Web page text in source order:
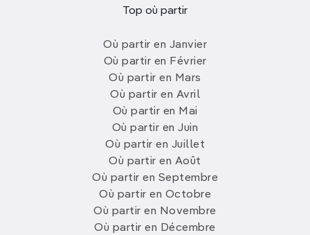
Top où partir
Où partir en Janvier
Où partir en Février
Où partir en Mars
Où partir en Avril
Où partir en Mai
Où partir en Juin
Où partir en Juillet
Où partir en Août
Où partir en Septembre
Où partir en Octobre
Où partir en Novembre
Où partir en Décembre